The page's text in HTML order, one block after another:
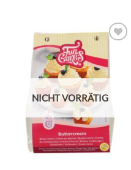
NICHT VORRÄTIG